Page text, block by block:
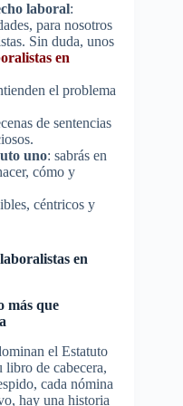
laboral:
para nosotros
Sin duda, unos
en
el problema
de sentencias
uno: sabrás en
cómo y
céntricos y
en
más que
el Estatuto
libro de cabecera,
cada nómina
hay una historia